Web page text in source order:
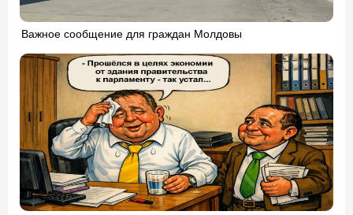
Важное сообщение для граждан Молдовы